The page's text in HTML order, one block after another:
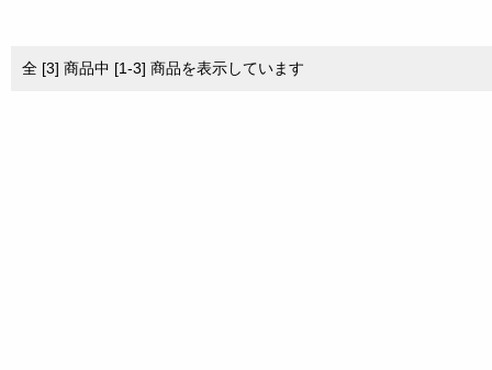
全 [3] 商品中 [1-3] 商品を表示しています